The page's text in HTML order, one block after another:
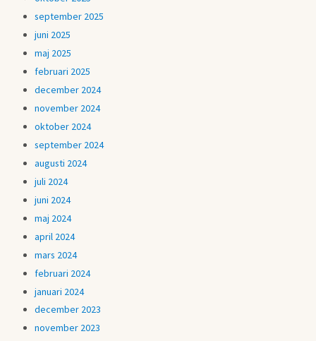
september 2025
juni 2025
maj 2025
februari 2025
december 2024
november 2024
oktober 2024
september 2024
augusti 2024
juli 2024
juni 2024
maj 2024
april 2024
mars 2024
februari 2024
januari 2024
december 2023
november 2023